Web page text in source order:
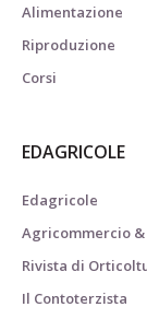
Alimentazione
Riproduzione
Corsi
EDAGRICOLE
Edagricole
Agricommercio
Rivista di
Il Contoterzista